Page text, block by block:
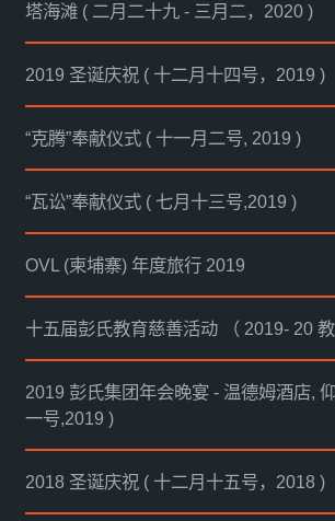
塔海滩 ( 二月二十九 - 三月二，2020 )
2019 圣诞庆祝 ( 十二月十四号，2019 )
“克腾”奉献仪式 ( 十一月二号, 2019 )
“瓦讼”奉献仪式 ( 七月十三号,2019 )
OVL (柬埔寨) 年度旅行 2019
十五届彭氏教育慈善活动 （ 2019- 20 教
2019 彭氏集团年会晚宴 - 温德姆酒店,
一号,2019 )
2018 圣诞庆祝 ( 十二月十五号，2018 )